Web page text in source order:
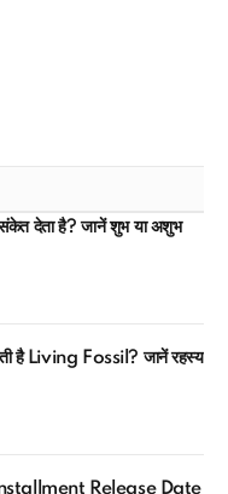
देता है? जानें शुभ या अशुभ
है Living Fossil? जानें रहस्य
Release Date